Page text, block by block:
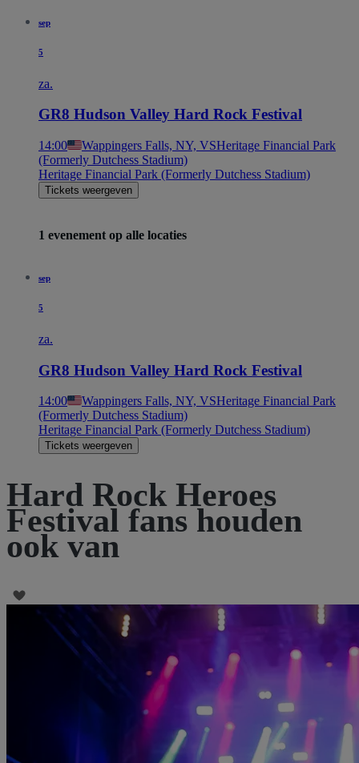
sep
5
za.
GR8 Hudson Valley Hard Rock Festival
14:00 Wappingers Falls, NY, VSHeritage Financial Park
(Formerly Dutchess Stadium)
Heritage Financial Park (Formerly Dutchess Stadium)
Tickets weergeven
1 evenement op alle locaties
sep
5
za.
GR8 Hudson Valley Hard Rock Festival
14:00 Wappingers Falls, NY, VSHeritage Financial Park
(Formerly Dutchess Stadium)
Heritage Financial Park (Formerly Dutchess Stadium)
Tickets weergeven
Hard Rock Heroes
Festival fans houden
ook van